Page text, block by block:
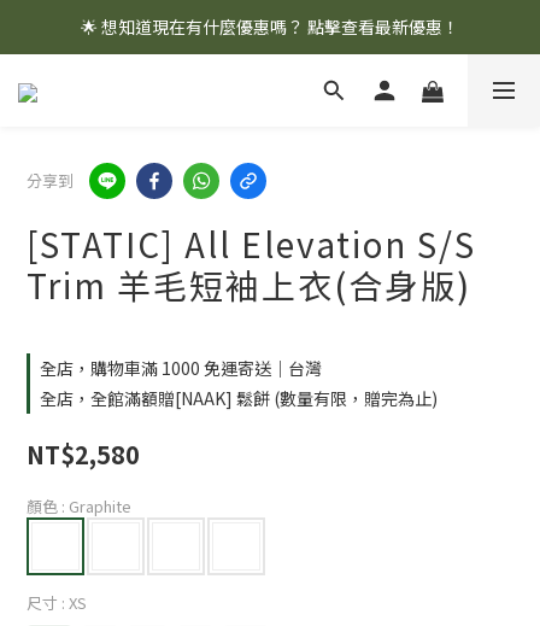
🌟 想知道現在有什麼優惠嗎？ 點擊查看最新優惠！
🌟 想知道現在有什麼優惠嗎？ 點擊查看最新優惠！
全館消費滿 $1,000 即享免運優惠
分享到
[STATIC] All Elevation S/S
Trim 羊毛短袖上衣(合身版)
全店，購物車滿 1000 免運寄送｜台灣
全店，全館滿額贈[NAAK] 鬆餅 (數量有限，贈完為止)
NT$2,580
顏色 : Graphite
尺寸 : XS